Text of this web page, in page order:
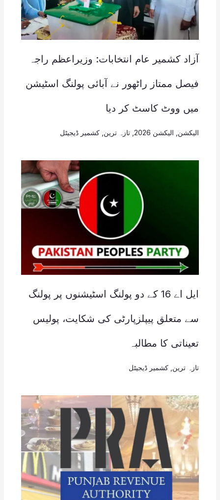
آزاد کشمیر عام انتخابات: وزیراعظم راجہ
فیصل ممتاز راٹھور نے آبائی پولنگ اسٹیشن
میں ووٹ کاسٹ کر دیا
الیکشن الیکشن 2026 , تازہ ترین کشمیر ڈیجیٹل
ایل اے 16 کے دو پولنگ اسٹیشنوں پر پولنگ
سے متعلق پیپلزپارٹی کی شکایت، پولیس
تعیناتی کا مطالبہ
تازہ ترین کشمیر ڈیجیٹل